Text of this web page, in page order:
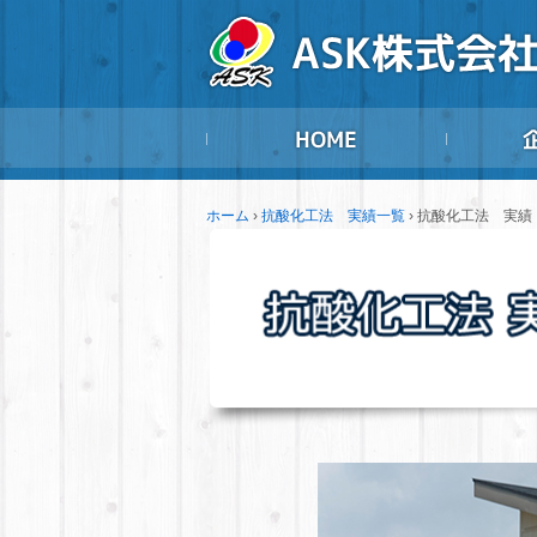
ホーム › 抗酸化工法 実績一覧 › 抗酸化工法 実